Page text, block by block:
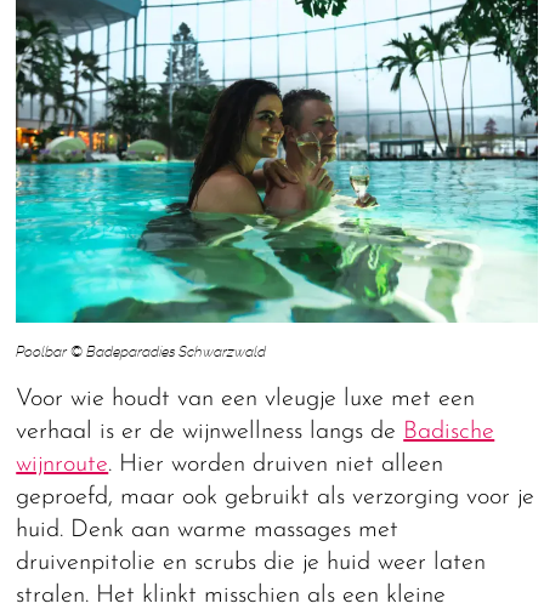
Poolbar © Badeparadies Schwarzwald
Voor wie houdt van een vleugje luxe met een
verhaal is er de wijnwellness langs de Badische
wijnroute. Hier worden druiven niet alleen
geproefd, maar ook gebruikt als verzorging voor je
huid. Denk aan warme massages met
druivenpitolie en scrubs die je huid weer laten
stralen. Het klinkt misschien als een kleine